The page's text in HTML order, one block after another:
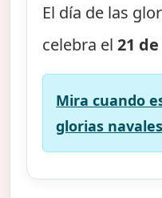
El día de las
celebra el21
Mira cuando
glorias